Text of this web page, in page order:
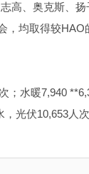
高、奥克斯、
，均取得较
；水暖7,940
光伏10,653人